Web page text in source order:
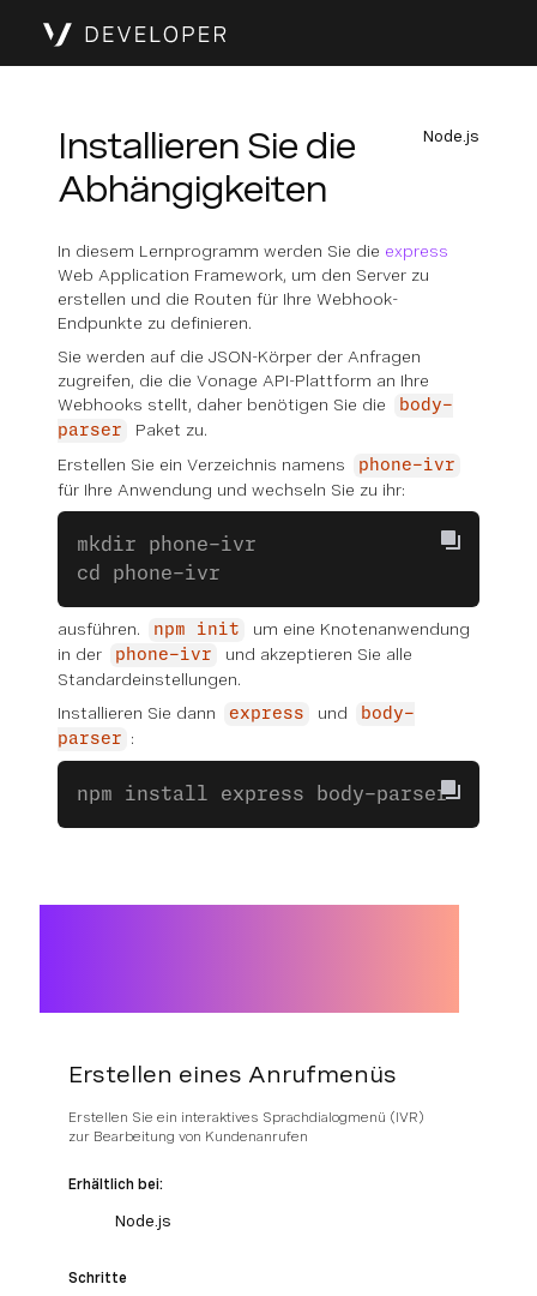
Node.js
Installieren Sie die
Abhängigkeiten
In diesem Lernprogramm werden Sie die express
Web Application Framework, um den Server zu
erstellen und die Routen für Ihre Webhook-
Endpunkte zu definieren.
Sie werden auf die JSON-Körper der Anfragen
zugreifen, die die Vonage API-Plattform an Ihre
Webhooks stellt, daher benötigen Sie die
body-
parser
Paket zu.
Erstellen Sie ein Verzeichnis namens
phone-ivr
für Ihre Anwendung und wechseln Sie zu ihr:
mkdir phone-ivr
cd phone-ivr
ausführen. npm init
um eine Knotenanwendung
in der
phone-ivr
und akzeptieren Sie alle
Standardeinstellungen.
Installieren Sie dann
express und
body-
parser
:
npm install express body-parser
Erstellen eines Anrufmenüs
Erstellen Sie ein interaktives Sprachdialogmenü (IVR)
zur Bearbeitung von Kundenanrufen
Erhältlich bei:
Node.js
Schritte